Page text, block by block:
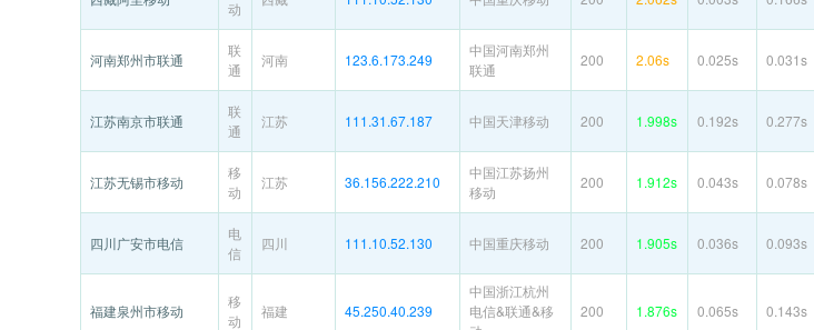
动
河南郑州市联通
联
通
河南 123.6.173.249
中国河南郑州
联通
200 2.06s 0.025s 0.031s
江苏南京市联通
联
通
江苏 111.31.67.187 中国天津移动 200 1.998s 0.192s 0.277s
江苏无锡市移动
移
动
江苏 36.156.222.210
中国江苏扬州
移动
200 1.912s 0.043s 0.078s
四川广安市电信
电
信
四川 111.10.52.130 中国重庆移动 200 1.905s 0.036s 0.093s
福建泉州市移动
移
动
福建 45.250.40.239
中国浙江杭州
电信&联通&移
200 1.876s 0.065s 0.143s